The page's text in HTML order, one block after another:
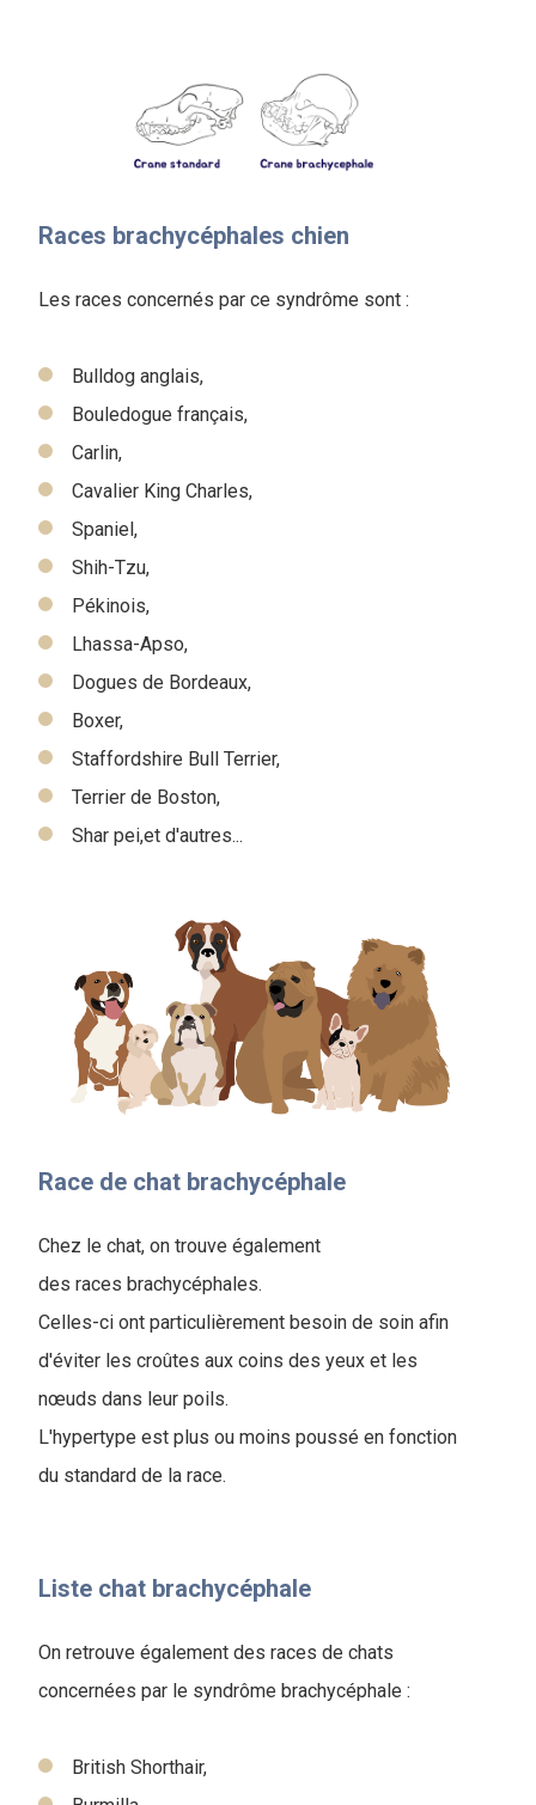
Races brachycéphales chien
Les races concernés par ce syndrôme sont :
Bulldog anglais,
Bouledogue français,
Carlin,
Cavalier King Charles,
Spaniel,
Shih-Tzu,
Pékinois,
Lhassa-Apso,
Dogues de Bordeaux,
Boxer,
Staffordshire Bull Terrier,
Terrier de Boston,
Shar pei,et d'autres...
Race de chat brachycéphale
Chez le chat, on trouve également
des races brachycéphales.
Celles-ci ont particulièrement besoin de soin afin
d'éviter les croûtes aux coins des yeux et les
nœuds dans leur poils.
L'hypertype est plus ou moins poussé en fonction
du standard de la race.
Liste chat brachycéphale
On retrouve également des races de chats
concernées par le syndrôme brachycéphale :
British Shorthair,